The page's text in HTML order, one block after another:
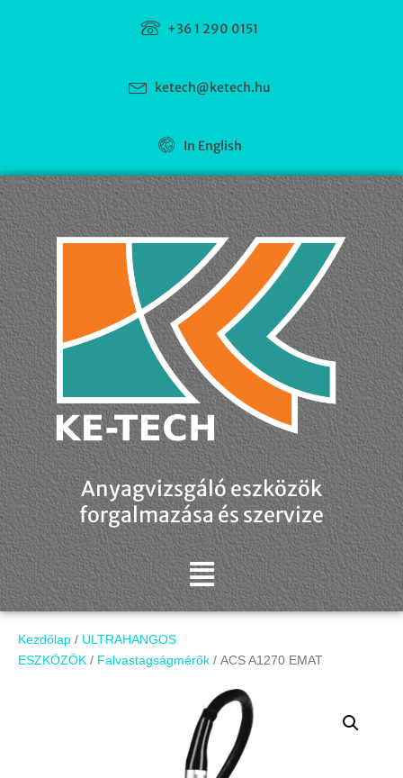
+36 1 290 0151
ketech@ketech.hu
In English
Anyagvizsgáló eszközök
forgalmazása és szervize
Kezdőlap / ULTRAHANGOS
ESZKÖZÖK / Falvastagságmérők / ACS A1270 EMAT